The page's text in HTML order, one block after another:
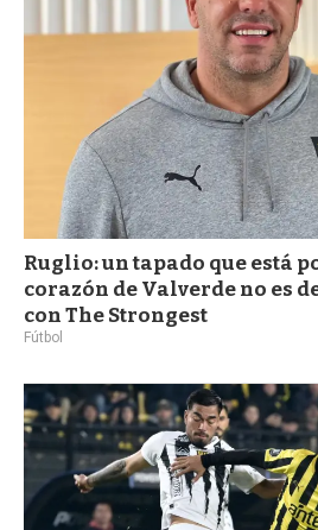
Ruglio: un tapado que está
corazón de Valverde no es
con The Strongest
Fútbol